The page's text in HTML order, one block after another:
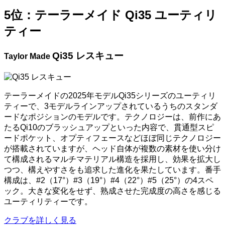
5位：テーラーメイド Qi35 ユーティリ
ティー
Taylor Made Qi35 レスキュー
テーラーメイドの2025年モデルQi35シリーズのユーティリ
ティーで、3モデルラインアップされているうちのスタンダ
ードなポジションのモデルです。テクノロジーは、前作にあ
たるQi10のブラッシュアップといった内容で、貫通型スピ
ードポケット、オプティフェースなどほぼ同じテクノロジー
が搭載されていますが、ヘッド自体が複数の素材を使い分け
て構成されるマルチマテリアル構造を採用し、効果を拡大し
つつ、構えやすさをも追求した進化を果たしています。番手
構成は、#2（17°）#3（19°）#4（22°）#5（25°）の4スペ
ック。大きな変化をせず、熟成させた完成度の高さを感じる
ユーティリティーです。
クラブを詳しく見る